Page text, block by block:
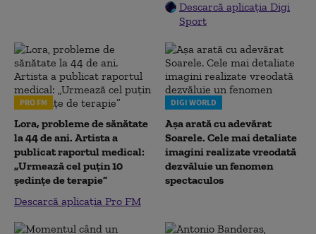
Descarcă aplicația Digi
Sport
PRO FM
Lora, probleme de sănătate
la 44 de ani. Artista a
publicat raportul medical:
„Urmează cel puțin 10
ședințe de terapie”
Descarcă aplicația Pro FM
DIGI WORLD
Așa arată cu adevărat
Soarele. Cele mai detaliate
imagini realizate vreodată
dezvăluie un fenomen
spectaculos